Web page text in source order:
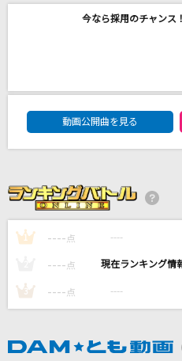
さユり×MY FIRST STORY
ANTENNA
TK from 凛として時雨
HOWEVER
ETERNAL WIND ～ほほ
今なら採用のチャン
DAM★ともボーカル
動画公開曲を見る
1 ---- 点 ----
---- 点 ----
3 ---- 点 ----